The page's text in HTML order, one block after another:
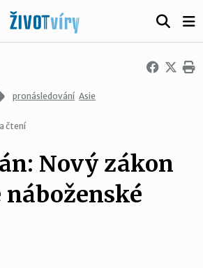
pronásledování Asie
čtení
Nový zákon